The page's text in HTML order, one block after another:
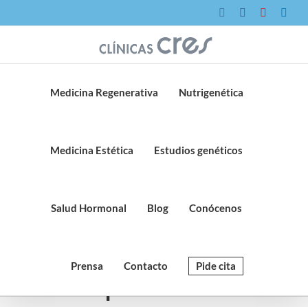
al
InstagramFacebookYouTube
Medicina Regenerativa Nutrigenética
Medicina Estética Estudios genéticos
Salud Hormonal Blog Conócenos
Prensa Contacto Pide cita
La importancia del